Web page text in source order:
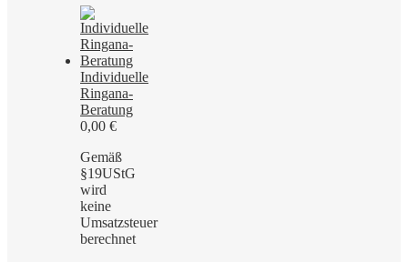
Individuelle
Ringana-
Beratung
0,00 €
Gemäß
§19UStG
wird
keine
Umsatzsteuer
berechnet